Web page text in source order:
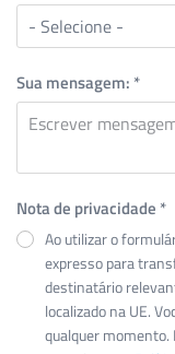
Sua mensagem: *
Nota de privacidade *
Ao utilizar o
expresso para
destinatário
localizado na UE.
qualquer momento.